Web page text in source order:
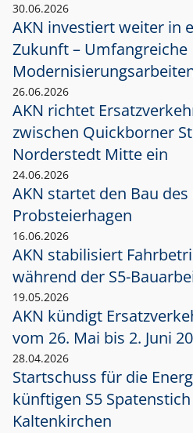
30.06.2026
AKN investiert weiter in
Zukunft – Umfangreiche
26.06.2026
AKN richtet
zwischen Quickborner
Norderstedt Mitte ein
24.06.2026
AKN startet den Bau
Probsteierhagen
16.06.2026
AKN stabilisiert
während der S5-
19.05.2026
AKN kündigt
vom 26. Mai bis 2. Juni
28.04.2026
Startschuss für die
künftigen S5
Kaltenkirchen